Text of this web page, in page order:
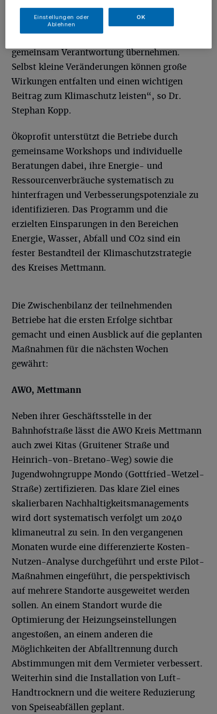
Einstieg in ein Umweltmanagementsystem.
„Ökoprofit zeigt uns, dass nachhaltiger
gemeinsam Verantwortung übernehmen.
Selbst kleine Veränderungen können große
Wirkungen entfalten und einen wichtigen
Beitrag zum Klimaschutz leisten“, so Dr.
Stephan Kopp.
Ökoprofit unterstützt die Betriebe durch
gemeinsame Workshops und individuelle
Beratungen dabei, ihre Energie- und
Ressourcenverbräuche systematisch zu
hinterfragen und Verbesserungspotenziale zu
identifizieren. Das Programm und die
erzielten Einsparungen in den Bereichen
Energie, Wasser, Abfall und CO2 sind ein
fester Bestandteil der Klimaschutzstrategie
des Kreises Mettmann.
Die Zwischenbilanz der teilnehmenden
Betriebe hat die ersten Erfolge sichtbar
gemacht und einen Ausblick auf die geplanten
Maßnahmen für die nächsten Wochen
gewährt:
AWO, Mettmann
Neben ihrer Geschäftsstelle in der
Bahnhofstraße lässt die AWO Kreis Mettmann
auch zwei Kitas (Gruitener Straße und
Heinrich-von-Bretano-Weg) sowie die
Jugendwohngruppe Mondo (Gottfried-Wetzel-
Straße) zertifizieren. Das klare Ziel eines
skalierbaren Nachhaltigkeitsmanagements
wird dort systematisch verfolgt um 2040
klimaneutral zu sein. In den vergangenen
Monaten wurde eine differenzierte Kosten-
Nutzen-Analyse durchgeführt und erste Pilot-
Maßnahmen eingeführt, die perspektivisch
auf mehrere Standorte ausgeweitet werden
sollen. An einem Standort wurde die
Optimierung der Heizungseinstellungen
angestoßen, an einem anderen die
Möglichkeiten der Abfalltrennung durch
Abstimmungen mit dem Vermieter verbessert.
Weiterhin sind die Installation von Luft-
Handtrocknern und die weitere Reduzierung
von Speiseabfällen geplant.
Einstellungen oder
Ablehnen
OK